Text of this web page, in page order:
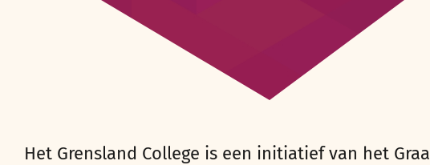
Het Grensland College is een initiatief van het